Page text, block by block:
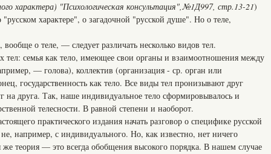
характера) "Психологическая консультация",№1Д997, стр.13-21)
характере", о загадочной "русской душе". Но о теле,
о теле, — следует различать несколько видов тел.
тел: семья как тело, имеющее свои органы и взаимоотношения между
— голова), коллектив (организация - ср. орган или
государственность как тело. Все виды тел пронизывают друг
на друга. Так, наше индивидуальное тело сформировывалось и
телесности. В равной степени и наоборот.
практического издания начать разговор о специфике русской
не, например, с индивидуального. Но, как известно, нет ничего
теория — это всегда обобщения высокого порядка. В нашем случае